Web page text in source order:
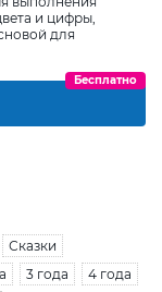
и цифры,
для
Бесплатно
Сказки
3 года
4 года